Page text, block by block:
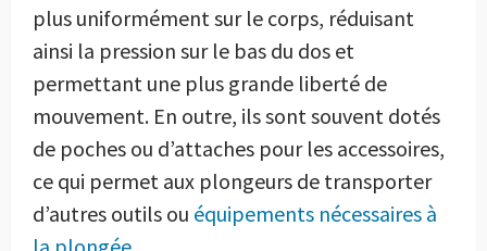
plus uniformément sur le corps, réduisant
ainsi la pression sur le bas du dos et
permettant une plus grande liberté de
mouvement. En outre, ils sont souvent dotés
de poches ou d’attaches pour les accessoires,
ce qui permet aux plongeurs de transporter
d’autres outils ou équipements nécessaires à